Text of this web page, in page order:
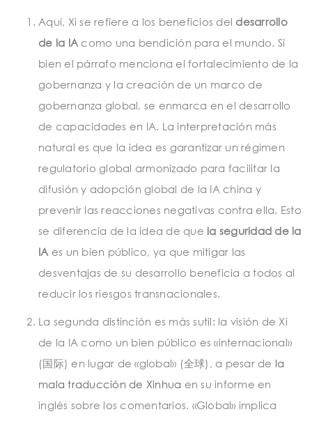
Aquí, Xi se refiere a los beneficios del desarrollo
de la IAcomo una bendición para el mundo. Si
bien el párrafo menciona el fortalecimiento de la
gobernanza y la creación de un marco de
gobernanza global, se enmarca en el desarrollo
de capacidades en IA. La interpretación más
natural es que la idea es garantizar un régimen
regulatorio global armonizado para facilitar la
difusión y adopción global de la IA china y
prevenir las reacciones negativas contra ella. Esto
se diferencia de la idea de que la seguridad de la
IA es un bien público, ya que mitigar las
desventajas de su desarrollo beneficia a todos al
reducir los riesgos transnacionales.
La segunda distinción es más sutil: la visión de Xi
de la IA como un bien público es «internacional»
(国际) en lugar de «global» (全球), a pesar de la
mala traducción de Xinhua en su informe en
inglés sobre los comentarios. «Global» implica